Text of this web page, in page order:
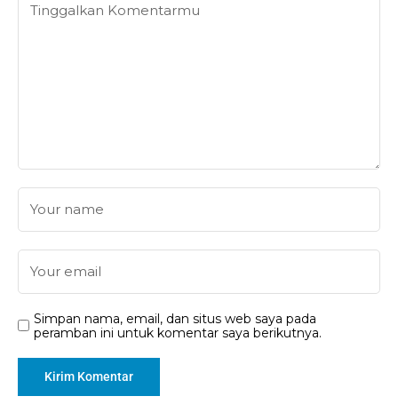
Simpan nama, email, dan situs web saya pada
peramban ini untuk komentar saya berikutnya.